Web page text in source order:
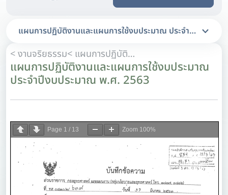
แผนการปฏิบัติงานและแผนการใช้งบประมาณ ประจำปีงบประม
< งานจริยธรรม < แผนการปฏิบัติงานและแผนการใช้จ่ายงบประมาณ
แผนการปฏิบัติงานและแผนการใช้งบประมาณ
ประจำปีงบประมาณ พ.ศ. 2563
Page 1 / 13 Zoom 100%